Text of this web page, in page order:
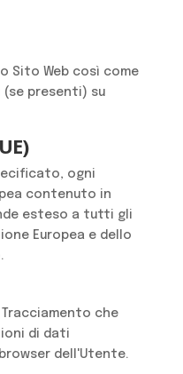
Sito Web così come
presenti) su
ogni
contenuto in
esteso a tutti gli
Europea e dello
Tracciamento che
di dati
dell'Utente.